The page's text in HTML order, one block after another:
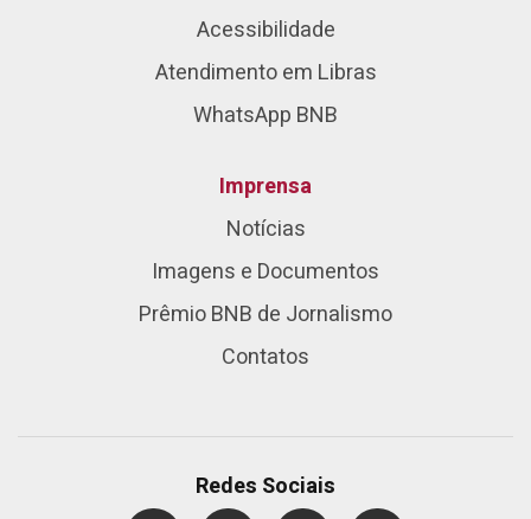
Acessibilidade
Atendimento em Libras
WhatsApp BNB
Imprensa
Notícias
Imagens e Documentos
Prêmio BNB de Jornalismo
Contatos
Redes Sociais